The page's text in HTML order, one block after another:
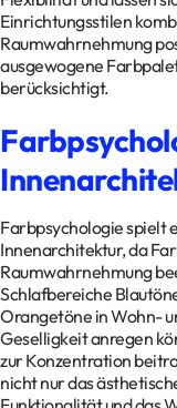
Einrichtungsstilen
Raumwahrnehmung
ausgewogene
berücksichtigt.
Farbpsychologie spielt
Innenarchitektur, da
Raumwahrnehmung
Schlafbereiche
Orangetöne in Wohn-
Geselligkeit anregen
zur Konzentration
nicht nur das